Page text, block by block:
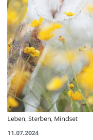
Leben,Sterben, Mindset
11.07.2024